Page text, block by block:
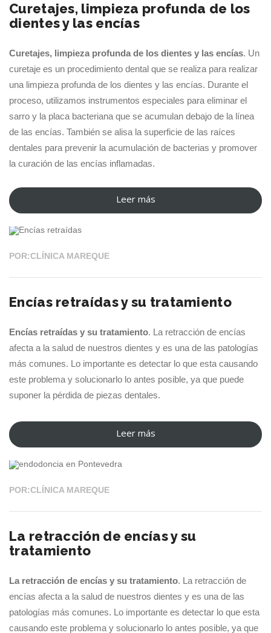
Curetajes, limpieza profunda de los
dientes y las encías
Curetajes, limpieza profunda de los dientes y las encías. Un
curetaje es un procedimiento dental que se realiza para realizar
una limpieza profunda de los dientes y las encías. Durante el
proceso, utilizamos instrumentos especiales para eliminar el
sarro y la placa bacteriana que se acumulan debajo de la línea
de las encías. También se alisa la superficie de las raíces
dentales para prevenir la acumulación de bacterias y promover
la curación de las encías inflamadas.
Leer más
“Curetajes,
limpieza
de
los
y
encías”
05 SEP 2022
POR:CLÍNICA MAREQUE
Encías retraídas y su tratamiento
Encías retraídas y su tratamiento. La retracción de encías
afecta a la salud de nuestros dientes y es una de las patologías
más comunes. Lo importante es detectar lo que esta causando
este problema y solucionarlo lo antes posible, ya que puede
suponer la pérdida de piezas dentales.
Leer más
“Encías
retraídas
su
tratamiento”
08 FEB 2021
POR:CLÍNICA MAREQUE
La retracción de encías y su
tratamiento
La retracción de encías y su tratamiento. La retracción de
encías afecta a la salud de nuestros dientes y es una de las
patologías más comunes. Lo importante es detectar lo que esta
causando este problema y solucionarlo lo antes posible, ya que